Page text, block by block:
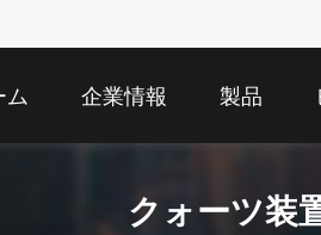
ム 企業情報 製品
クォーツ装